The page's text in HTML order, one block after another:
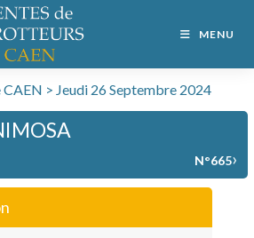
MENU
> Jeudi 26 Septembre 2024
N°665›